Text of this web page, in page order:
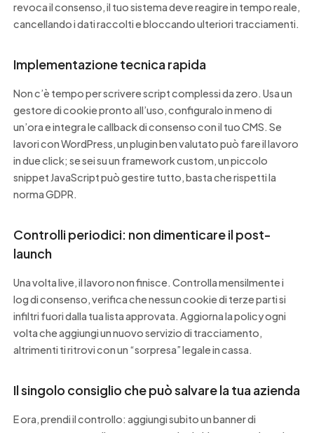
revoca il consenso, il tuo sistema deve reagire in tempo reale,
cancellando i dati raccolti e bloccando ulteriori tracciamenti.
Implementazione tecnica rapida
Non c’è tempo per scrivere script complessi da zero. Usa un
gestore di cookie pronto all’uso, configuralo in meno di
un’ora e integra le callback di consenso con il tuo CMS. Se
lavori con WordPress, un plugin ben valutato può fare il lavoro
in due click; se sei su un framework custom, un piccolo
snippet JavaScript può gestire tutto, basta che rispetti la
norma GDPR.
Controlli periodici: non dimenticare il post-
launch
Una volta live, il lavoro non finisce. Controlla mensilmente i
log di consenso, verifica che nessun cookie di terze parti si
infiltri fuori dalla tua lista approvata. Aggiorna la policy ogni
volta che aggiungi un nuovo servizio di tracciamento,
altrimenti ti ritrovi con un “sorpresa” legale in cassa.
Il singolo consiglio che può salvare la tua azienda
E ora, prendi il controllo: aggiungi subito un banner di